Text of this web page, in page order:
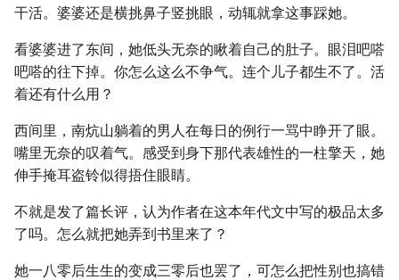
干活。婆婆还是横挑鼻子竖挑眼，动辄就拿这事踩她。
看婆婆进了东间，她低头无奈的瞅着自己的肚子。眼泪吧嗒
吧嗒的往下掉。你怎么这么不争气。连个儿子都生不了。活
着还有什么用？
西间里，南炕山躺着的男人在每日的例行一骂中睁开了眼。
嘴里无奈的叹着气。感受到身下那代表雄性的一柱擎天，她
伸手掩耳盗铃似得捂住眼睛。
不就是发了篇长评，认为作者在这本年代文中写的极品太多
了吗。怎么就把她弄到书里来了？
她一八零后生生的变成三零后也罢了，可怎么把性别也搞错